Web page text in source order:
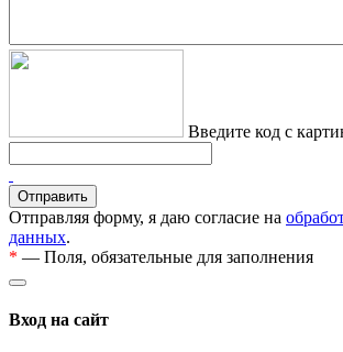
Введите код с
Отправляя форму, я даю согласие на
данных.
* — Поля, обязательные для заполнения
Вход на сайт